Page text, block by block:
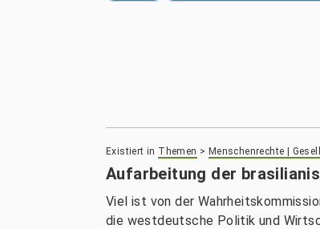
Existiert in Themen > Menschenrechte |
Aufarbeitung der
Viel ist von der
die westdeutsche Politik und